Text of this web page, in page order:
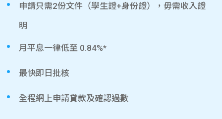
申請只需2份文件（學生證+身份證），毋需收入證
明
月平息一律低至 0.84%*
最快即日批核
全程網上申請貸款及確認過數